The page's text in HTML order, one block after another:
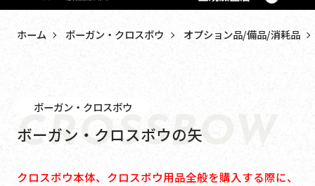
ホーム ボーガン・クロスボウ オプション品/備品/消耗品
ボーガン・クロスボウ
ボーガン・クロスボウの矢
CROSSBOW
クロスボウ本体、クロスボウ用品全般を購入する際に、